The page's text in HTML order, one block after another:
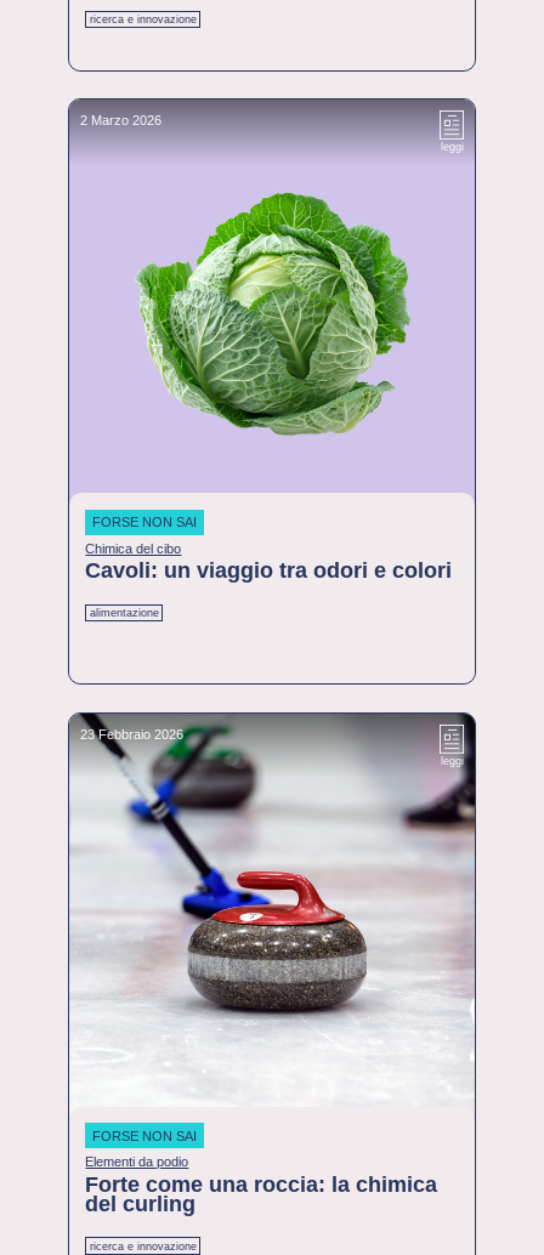
ricerca e innovazione
2 Marzo 2026
leggi
FORSE NON SAI
Chimica del cibo
Cavoli: un viaggio tra odori e colori
alimentazione
23 Febbraio 2026
leggi
FORSE NON SAI
Elementi da podio
Forte come una roccia: la chimica
del curling
ricerca e innovazione